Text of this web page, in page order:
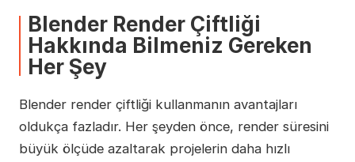
Blender Render Çiftliği
Hakkında Bilmeniz Gereken
Her Şey
Blender render çiftliği kullanmanın avantajları
oldukça fazladır. Her şeyden önce, render süresini
büyük ölçüde azaltarak projelerin daha hızlı